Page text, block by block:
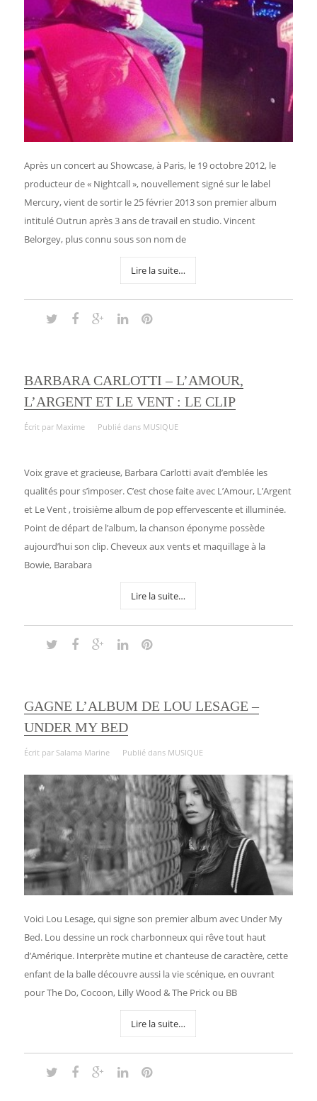
Après un concert au Showcase, à Paris, le 19 octobre 2012, le
producteur de « Nightcall », nouvellement signé sur le label
Mercury, vient de sortir le 25 février 2013 son premier album
intitulé Outrun après 3 ans de travail en studio. Vincent
Belorgey, plus connu sous son nom de
Lire la suite…
BARBARA CARLOTTI – L’AMOUR,
L’ARGENT ET LE VENT : LE CLIP
Écrit par Maxime Publié dans MUSIQUE
Voix grave et gracieuse, Barbara Carlotti avait d’emblée les
qualités pour s’imposer. C’est chose faite avec L’Amour, L’Argent
et Le Vent , troisième album de pop effervescente et illuminée.
Point de départ de l’album, la chanson éponyme possède
aujourd’hui son clip. Cheveux aux vents et maquillage à la
Bowie, Barabara
Lire la suite…
GAGNE L’ALBUM DE LOU LESAGE –
UNDER MY BED
Écrit par Salama Marine Publié dans MUSIQUE
Voici Lou Lesage, qui signe son premier album avec Under My
Bed. Lou dessine un rock charbonneux qui rêve tout haut
d’Amérique. Interprète mutine et chanteuse de caractère, cette
enfant de la balle découvre aussi la vie scénique, en ouvrant
pour The Do, Cocoon, Lilly Wood & The Prick ou BB
Lire la suite…